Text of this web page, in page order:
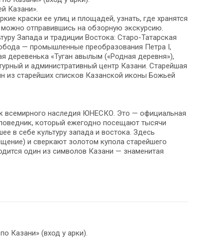
Казани».
краски ее улиц и площадей, узнать, где хранятся
отправившись на обзорную экскурсию.
Запада и традиции Востока: Старо-Татарская
— промышленные преобразования Петра I,
деревенька «Туган авылым («Родная деревня»),
и административный центр Казани. Старейшая
из старейших списков Казанской иконы Божьей
всемирного наследия ЮНЕСКО. Это — официальная
который ежегодно посещают тысячи
в себе культуру запада и востока. Здесь
и сверкают золотом купола старейшего
один из символов Казани — знаменитая
Казани» (вход у арки).